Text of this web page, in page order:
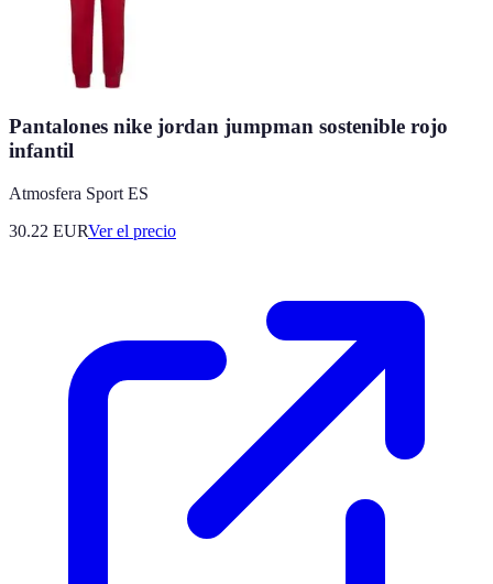
Pantalones nike jordan jumpman sostenible rojo
infantil
Atmosfera Sport ES
30.22 EURVer el precio